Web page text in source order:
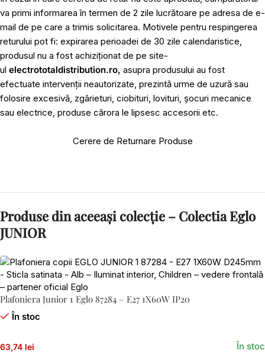
va primi informarea în termen de 2 zile lucrătoare pe adresa de e-
mail de pe care a trimis solicitarea. Motivele pentru respingerea
returului pot fi: expirarea perioadei de 30 zile calendaristice,
produsul nu a fost achiziționat de pe site-
ul electrototaldistribution.ro, asupra produsului au fost
efectuate intervenții neautorizate, prezintă urme de uzură sau
folosire excesivă, zgârieturi, ciobituri, lovituri, șocuri mecanice
sau electrice, produse cărora le lipsesc accesorii etc.
Cerere de Returnare Produse
Produse din aceeași colecție – Colectia Eglo
JUNIOR
Plafoniera Junior 1 Eglo 87284 – E27 1X60W IP20
În stoc
63,74 lei În stoc